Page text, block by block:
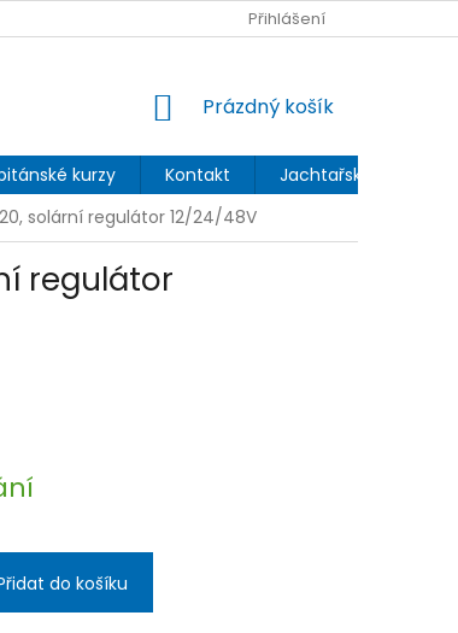
ÚDAJŮ Přihlášení
NÁKUPNÍ
Prázdný košík
kurzy Kontakt
Jachtařský blog
solární regulátor 12/24/48V
regulátor
do košíku